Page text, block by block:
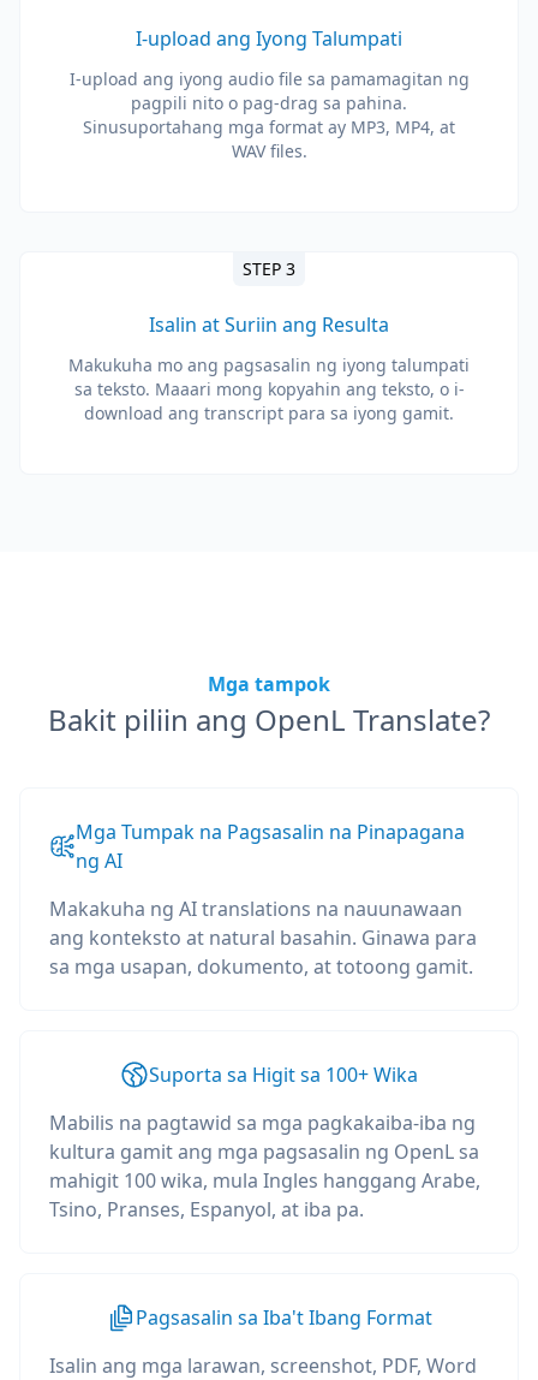
I-upload ang Iyong Talumpati
I-upload ang iyong audio file sa pamamagitan ng
pagpili nito o pag-drag sa pahina.
Sinusuportahang mga format ay MP3, MP4, at
WAV files.
STEP 3
Isalin at Suriin ang Resulta
Makukuha mo ang pagsasalin ng iyong talumpati
sa teksto. Maaari mong kopyahin ang teksto, o i-
download ang transcript para sa iyong gamit.
Mga tampok
Bakit piliin ang OpenL Translate?
Mga Tumpak na Pagsasalin na Pinapagana
ng AI
Makakuha ng AI translations na nauunawaan
ang konteksto at natural basahin. Ginawa para
sa mga usapan, dokumento, at totoong gamit.
Suporta sa Higit sa 100+ Wika
Mabilis na pagtawid sa mga pagkakaiba-iba ng
kultura gamit ang mga pagsasalin ng OpenL sa
mahigit 100 wika, mula Ingles hanggang Arabe,
Tsino, Pranses, Espanyol, at iba pa.
Pagsasalin sa Iba't Ibang Format
Isalin ang mga larawan, screenshot, PDF, Word